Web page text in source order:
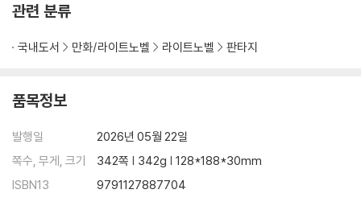
관련 분류
국내도서 만화/라이트노벨 라이트노벨 판타지
품목정보
발행일
2026년 05월 22일
쪽수, 무게, 크기
342쪽 | 342g | 128*188*30mm
ISBN13
9791127887704